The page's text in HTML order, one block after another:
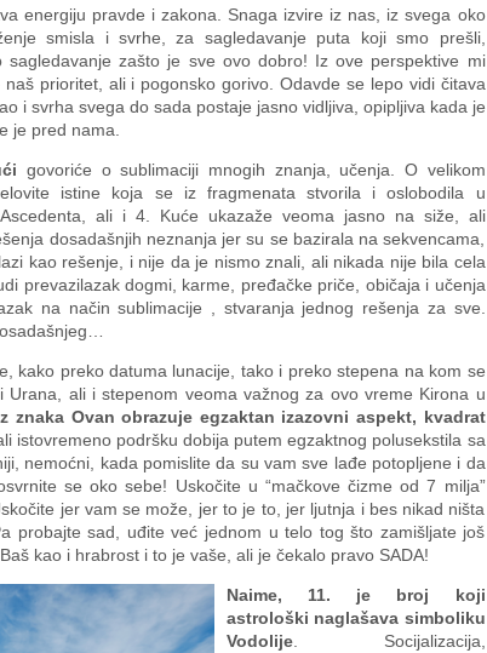
energiju pravde i zakona. Snaga izvire iz nas, iz svega oko
smisla i svrhe, za sagledavanje puta koji smo prešli,
sagledavanje zašto je sve ovo dobro! Iz ove perspektive mi
prioritet, ali i pogonsko gorivo. Odavde se lepo vidi čitava
i svrha svega do sada postaje jasno vidljiva, opipljiva kada je
je pred nama.
govoriće o sublimaciji mnogih znanja, učenja. O velikom
istine koja se iz fragmenata stvorila i oslobodila u
ali i 4. Kuće ukazaže veoma jasno na siže, ali
dosadašnjih neznanja jer su se bazirala na sekvencama,
kao rešenje, i nije da je nismo znali, ali nikada nije bila cela
prevazilazak dogmi, karme, pređačke priče, običaja i učenja
na način sublimacije , stvaranja jednog rešenja za sve.
kako preko datuma lunacije, tako i preko stepena na kom se
Urana, ali i stepenom veoma važnog za ovo vreme Kirona u
znaka Ovan obrazuje egzaktan izazovni aspekt, kvadrat
istovremeno podršku dobija putem egzaktnog polusekstila sa
nemoćni, kada pomislite da su vam sve lađe potopljene i da
se oko sebe! Uskočite u “mačkove čizme od 7 milja”
jer vam se može, jer to je to, jer ljutnja i bes nikad ništa
probajte sad, uđite već jednom u telo tog što zamišljate još
kao i hrabrost i to je vaše, ali je čekalo pravo SADA!
Naime, 11. je broj koji
astrološki naglašava simboliku
Vodolije. Socijalizacija,